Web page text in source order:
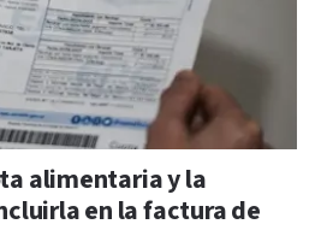
alimentaria y la
en la factura de